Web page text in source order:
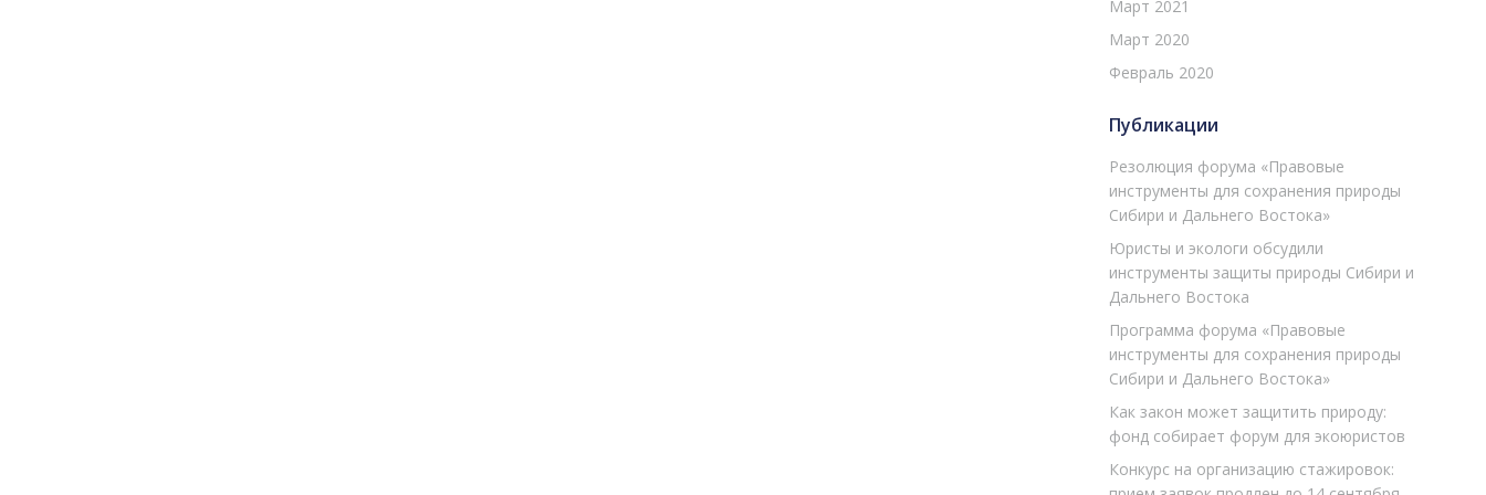
Март 2021
Март 2020
Февраль 2020
Публикации
Резолюция форума «Правовые
инструменты для сохранения природы
Сибири и Дальнего Востока»
Юристы и экологи обсудили
инструменты защиты природы Сибири и
Дальнего Востока
Программа форума «Правовые
инструменты для сохранения природы
Сибири и Дальнего Востока»
Как закон может защитить природу:
фонд собирает форум для экоюристов
Конкурс на организацию стажировок: